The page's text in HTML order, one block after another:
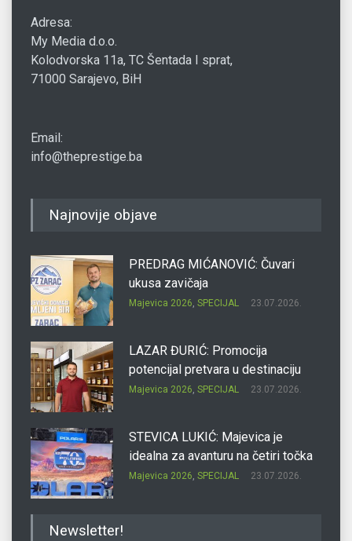
Adresa:
My Media d.o.o.
Kolodvorska 11a, TC Šentada I sprat,
71000 Sarajevo, BiH
Email:
info@theprestige.ba
Najnovije objave
PREDRAG MIĆANOVIĆ: Čuvari
ukusa zavičaja
Majevica 2026, SPECIJAL 23.07.2026.
LAZAR ĐURIĆ: Promocija
potencijal pretvara u destinaciju
Majevica 2026, SPECIJAL 23.07.2026.
STEVICA LUKIĆ: Majevica je
idealna za avanturu na četiri točka
Majevica 2026, SPECIJAL 23.07.2026.
Newsletter!